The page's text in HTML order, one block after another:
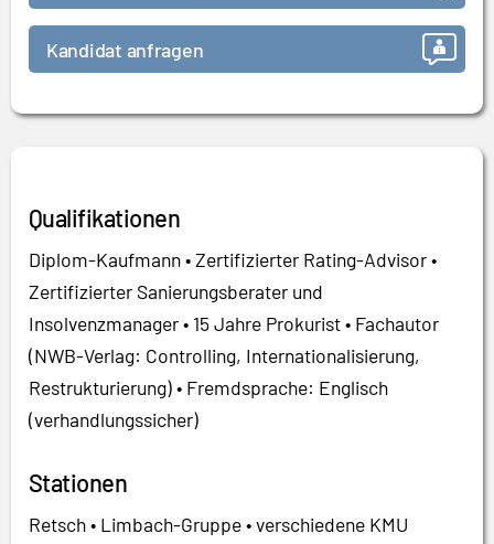
Kandidat anfragen
Qualifikationen
Diplom-Kaufmann • Zertifizierter Rating-Advisor •
Zertifizierter Sanierungsberater und
Insolvenzmanager • 15 Jahre Prokurist • Fachautor
(NWB-Verlag: Controlling, Internationalisierung,
Restrukturierung) • Fremdsprache: Englisch
(verhandlungssicher)
Stationen
Retsch • Limbach-Gruppe • verschiedene KMU